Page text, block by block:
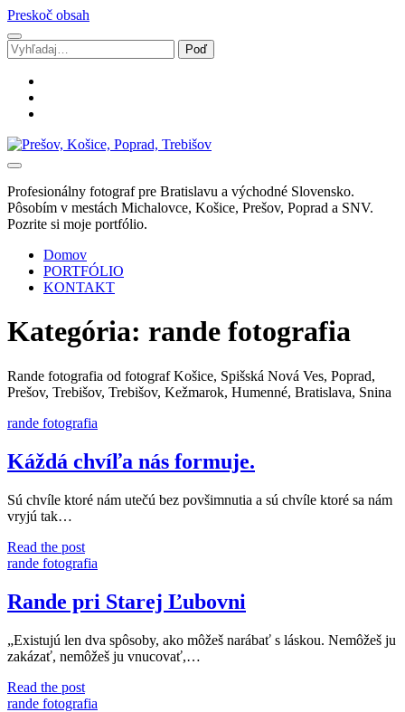
Preskoč obsah
Vyhľadávanie
Svadobný
fotograf
Zalibera
|
Spišská
Profesionálny fotograf pre Bratislavu a východné Slovensko.
Pôsobím v mestách Michalovce, Košice, Prešov, Poprad a SNV.
Pozrite si moje portfólio.
Domov
PORTFÓLIO
KONTAKT
Kategória: rande fotografia
Rande fotografia od fotograf Košice, Spišská Nová Ves, Poprad,
Prešov, Trebišov, Trebišov, Kežmarok, Humenné, Bratislava, Snina
rande fotografia
Káždá chvíľa nás formuje.
Sú chvíle ktoré nám utečú bez povšimnutia a sú chvíle ktoré sa nám
vryjú tak…
Read the postKáždá
chvíľa
formuje.
rande fotografia
Rande pri Starej Ľubovni
„Existujú len dva spôsoby, ako môžeš narábať s láskou. Nemôžeš ju
zakázať, nemôžeš ju vnucovať,…
Read the postRande
pri
rande fotografia